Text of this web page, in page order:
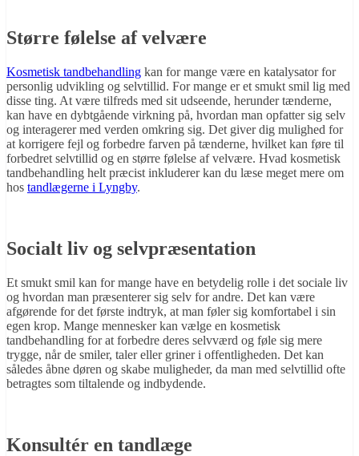
Større følelse af velvære
Kosmetisk tandbehandling kan for mange være en katalysator for
personlig udvikling og selvtillid. For mange er et smukt smil lig med
disse ting. At være tilfreds med sit udseende, herunder tænderne,
kan have en dybtgående virkning på, hvordan man opfatter sig selv
og interagerer med verden omkring sig. Det giver dig mulighed for
at korrigere fejl og forbedre farven på tænderne, hvilket kan føre til
forbedret selvtillid og en større følelse af velvære. Hvad kosmetisk
tandbehandling helt præcist inkluderer kan du læse meget mere om
hos tandlægerne i Lyngby.
Socialt liv og selvpræsentation
Et smukt smil kan for mange have en betydelig rolle i det sociale liv
og hvordan man præsenterer sig selv for andre. Det kan være
afgørende for det første indtryk, at man føler sig komfortabel i sin
egen krop. Mange mennesker kan vælge en kosmetisk
tandbehandling for at forbedre deres selvværd og føle sig mere
trygge, når de smiler, taler eller griner i offentligheden. Det kan
således åbne døren og skabe muligheder, da man med selvtillid ofte
betragtes som tiltalende og indbydende.
Konsultér en tandlæge